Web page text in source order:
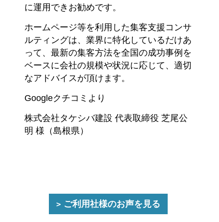
に運用できお勧めです。
ホームページ等を利用した集客支援コンサ
ルティングは、業界に特化しているだけあ
って、最新の集客方法を全国の成功事例を
ベースに会社の規模や状況に応じて、適切
なアドバイスが頂けます。
Googleクチコミより
株式会社タケシバ建設 代表取締役 芝尾公
明 様（島根県）
ご利用社様のお声を見る